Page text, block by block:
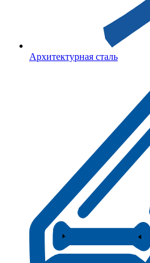
Архитектурная сталь